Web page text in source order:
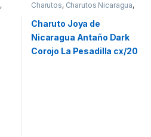
,
Charutos, Charutos Nicaragua,
Todos
Produtos
Charuto Joya de
Nicaragua Antaño Dark
Corojo La Pesadilla cx/20